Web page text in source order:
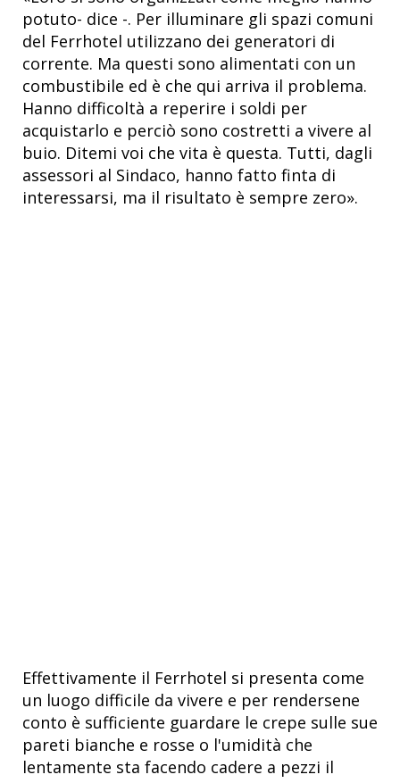
potuto- dice -. Per illuminare gli spazi comuni
del Ferrhotel utilizzano dei generatori di
corrente. Ma questi sono alimentati con un
combustibile ed è che qui arriva il problema.
Hanno difficoltà a reperire i soldi per
acquistarlo e perciò sono costretti a vivere al
buio. Ditemi voi che vita è questa. Tutti, dagli
assessori al Sindaco, hanno fatto finta di
interessarsi, ma il risultato è sempre zero».
Effettivamente il Ferrhotel si presenta come
un luogo difficile da vivere e per rendersene
conto è sufficiente guardare le crepe sulle sue
pareti bianche e rosse o l'umidità che
lentamente sta facendo cadere a pezzi il